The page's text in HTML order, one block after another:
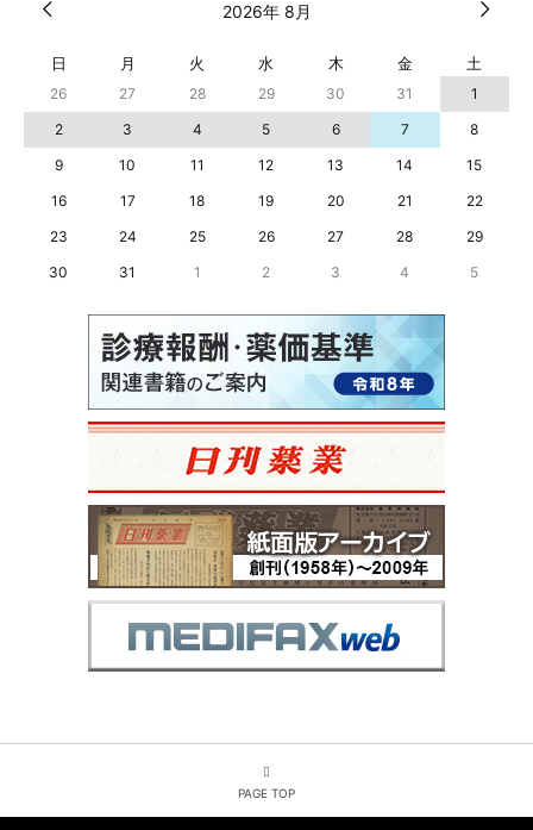
2026年 8月
日 月 火 水 木 金 土
26 27 28 29 30 31
1
2
3 4 5 6 7
8
9
10 11 12 13 14
15
16
17 18 19 20 21
22
23
24 25 26 27 28
29
30
31 1 2 3 4 5
PAGE TOP